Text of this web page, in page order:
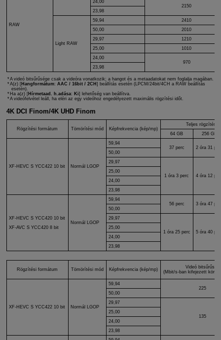
RAW
24,00
2150
23,98
Light RAW
59,94
2410
50,00
2010
29,97
1210
25,00
1010
24,00
970
23,98
A videó bitsűrűsége csak a videóra vonatkozik; a hangot és a metaadatokat nem foglalja magában.
A(z) [ Hangformátum:AAC / 16bit / 2CH] beállítás esetén (LPCM/24bit/4CH a RAW beállítás
esetén).
Ha a(z) [ Hírmetaad. h.adása: Ki] lehetőség van beállítva.
A videófelvétel leáll, ha eléri az egy videóhoz engedélyezett maximális rögzítési időt.
4K DCI Finom/4K UHD Finom
Rögzítési formátum Tömörítési mód Képfrekvencia (kép/mp)
Teljes rögzítési
64 GB
256 GB
XF-HEVC S YCC422 10 bit Normál LGOP
59,94
37 perc
2 óra 31
50,00
29,97
1 óra 3 perc 4 óra 12
25,00
24,00
23,98
XF-HEVC S YCC420 10 bit
XF-AVC S YCC420 8 bit
Normál LGOP
59,94
56 perc
3 óra 47
50,00
29,97
1 óra 25 perc 5 óra 40
25,00
24,00
23,98
Rögzítési formátum Tömörítési mód Képfrekvencia (kép/mp)
Videó bitsűrűség
(Mbit/s-ban kifejezett
XF-HEVC S YCC422 10 bit Normál LGOP
59,94
225
50,00
29,97
135
25,00
24,00
23,98